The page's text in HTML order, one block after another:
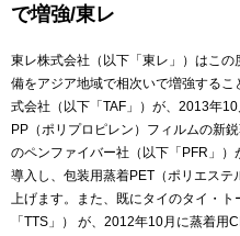
で増強/東レ
東レ株式会社（以下「東レ」）はこ
備をアジア地域で相次いで増強する
式会社（以下「TAF」）が、2013年
PP（ポリプロピレン）フィルムの新
のペンファイバー社（以下「PFR」
導入し、包装用蒸着PET（ポリエス
上げます。また、既にタイのタイ・
「TTS」） が、2012年10月に蒸着